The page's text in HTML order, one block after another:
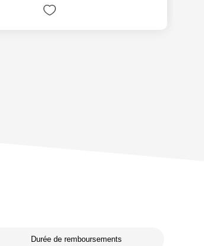
Durée de remboursements